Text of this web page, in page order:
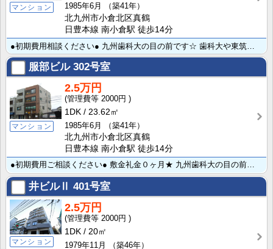
マンション
1985年6月
（築41年）
北九州市小倉北区真鶴
日豊本線 南小倉駅 徒歩14分
服部ビル302号室
マンション
2.5万円
2000円
1DK
23.62㎡
1985年6月
（築41年）
北九州市小倉北区真鶴
日豊本線 南小倉駅 徒歩14分
●初期費用ご相談ください● 敷金礼金０ヶ月★ 九州歯科大の目の前です☆ 歯科大や東筑紫短大・西南も徒･･･
井ビルⅡ 401号室
マンション
2.5万円
2000円
1DK
20㎡
1979年11月
（築46年）